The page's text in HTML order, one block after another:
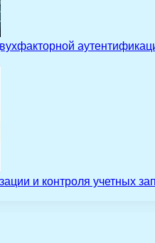
и контроля учетных